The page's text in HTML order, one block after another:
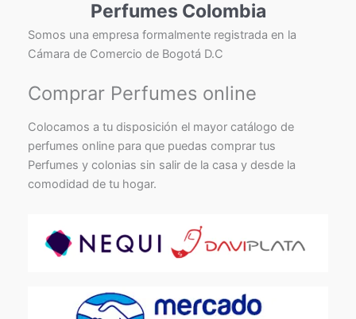
Perfumes Colombia
Somos una empresa formalmente registrada en la
Cámara de Comercio de Bogotá D.C
Comprar Perfumes online
Colocamos a tu disposición el mayor catálogo de
perfumes online para que puedas comprar tus
Perfumes y colonias sin salir de la casa y desde la
comodidad de tu hogar.